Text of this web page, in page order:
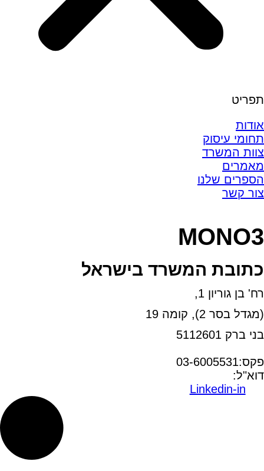
תפריט
אודות
תחומי עיסוק
צוות המשרד
מאמרים
הספרים שלנו
צור קשר
MONO3
כתובת המשרד בישראל
רח' בן גוריון 1,
(מגדל בסר 2), קומה 19
בני ברק 5112601
פקס:03-6005531
דוא"ל:
Linkedin-in